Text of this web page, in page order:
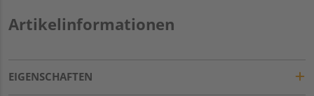
Artikelinformationen
EIGENSCHAFTEN